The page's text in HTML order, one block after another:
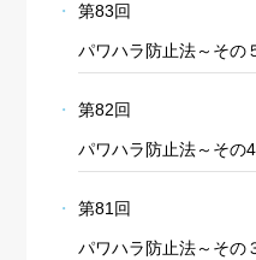
第83回
パワハラ防止法～その
第82回
パワハラ防止法～その4
第81回
パワハラ防止法～その